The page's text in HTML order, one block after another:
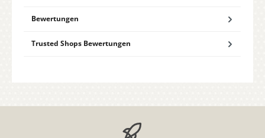
Bewertungen
Trusted Shops Bewertungen